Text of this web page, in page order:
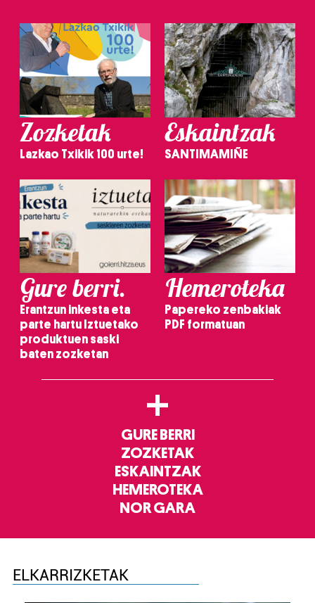
Zozketak
Lazkao Txikik 100 urte!
Eskaintzak
SANTIMAMIÑE
Gure berri.
Erantzun inkesta eta
parte hartu Iztuetako
produktuen saski
baten zozketan
Hemeroteka
Papereko zenbakiak
PDF formatuan
+
GURE BERRI
ZOZKETAK
ESKAINTZAK
HEMEROTEKA
NOR GARA
ELKARRIZKETAK